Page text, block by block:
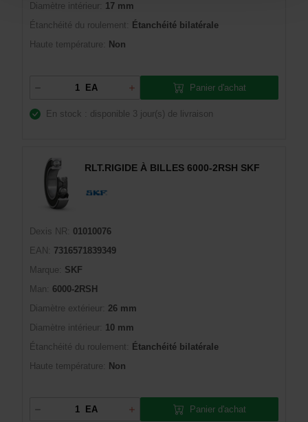
Diamètre intérieur: 17 mm
Étanchéité du roulement: Étanchéité bilatérale
Haute température:
Non
EA Panier d'achat
En stock : disponible 3 jour(s) de livraison
RLT.RIGIDE À BILLES 6000-2RSH SKF
Dexis NR:
01010076
EAN:
7316571839349
Marque:
SKF
Man:
6000-2RSH
Diamètre extérieur: 26 mm
Diamètre intérieur: 10 mm
Étanchéité du roulement:
Étanchéité bilatérale
Haute température:
Non
EA Panier d'achat